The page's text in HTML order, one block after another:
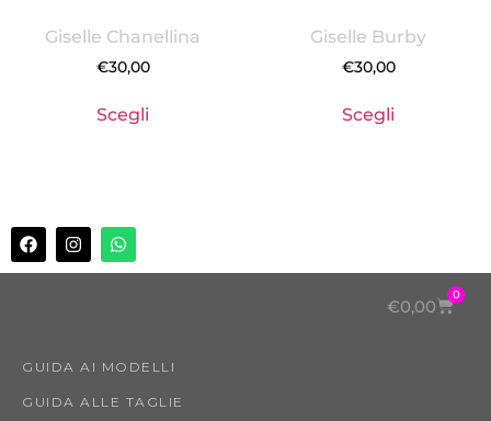
Giselle Chanellina
€30,00
Scegli
Giselle Burby
€30,00
Scegli
€0,00
0
GUIDA AI MODELLI
GUIDA ALLE TAGLIE